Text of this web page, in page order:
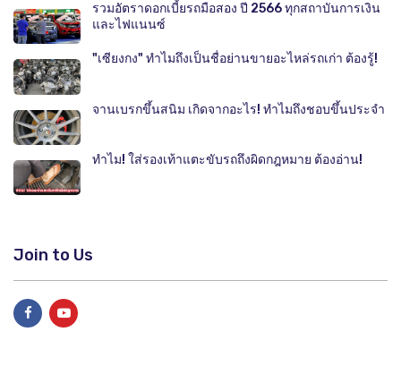
รวมอัตราดอกเบี้ยรถมือสอง ปี 2566 ทุกสถาบันการเงิน
และไฟแนนซ์
"เซียงกง" ทำไมถึงเป็นชื่อย่านขายอะไหล่รถเก่า ต้องรู้!
จานเบรกขึ้นสนิม เกิดจากอะไร! ทำไมถึงชอบขึ้นประจำ
ทำไม! ใส่รองเท้าแตะขับรถถึงผิดกฎหมาย ต้องอ่าน!
Join to Us